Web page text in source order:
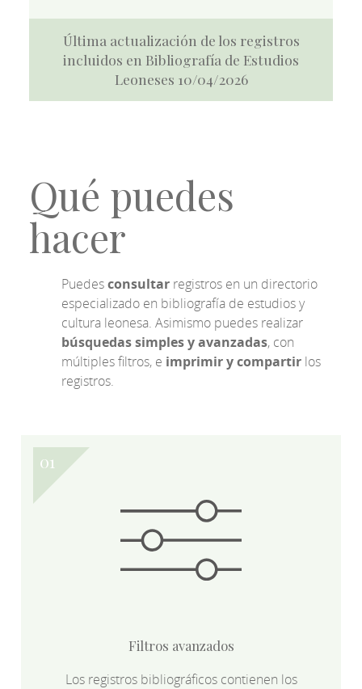
Última actualización de los registros
incluidos en Bibliografía de Estudios
Leoneses 10/04/2026
Qué puedes
hacer
Puedesconsultar registros en un directorio
especializado en bibliografía de estudios y
cultura leonesa. Asimismo puedes realizar
búsquedas simples y avanzadas, con
múltiples filtros, e imprimir y compartir los
registros.
Filtros avanzados
Los registros bibliográficos contienen los